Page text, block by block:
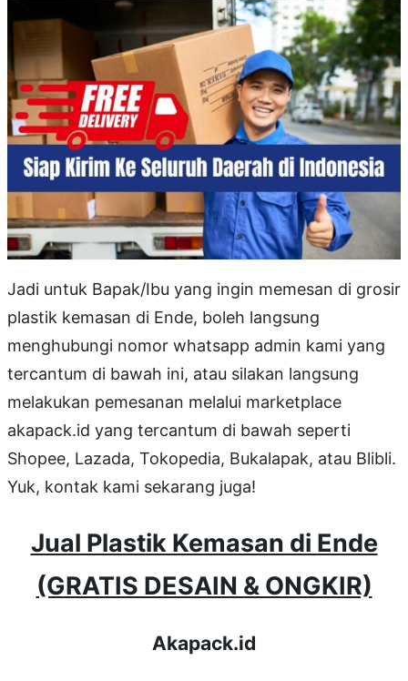
Jadi untuk Bapak/Ibu yang ingin memesan di grosir
plastik kemasan di Ende, boleh langsung
menghubungi nomor whatsapp admin kami yang
tercantum di bawah ini, atau silakan langsung
melakukan pemesanan melalui marketplace
akapack.id yang tercantum di bawah seperti
Shopee, Lazada, Tokopedia, Bukalapak, atau Blibli.
Yuk, kontak kami sekarang juga!
Jual Plastik Kemasan di Ende
(GRATIS DESAIN & ONGKIR)
Akapack.id